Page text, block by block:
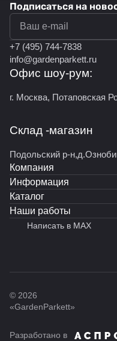
Подписаться на
+7 (495) 744-7838
info@gardenparkett.ru
Офис шоу-рум:
г. Москва, Потаповская
Склад -магазин
Подольский р-
Компания
Информация
Каталог
Наши работы
Написать в MAX
© 2026
«GardenParkett»
Разработано в